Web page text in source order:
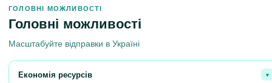
ГОЛОВНІ МОЖЛИВОСТІ
Головні можливості
Масштабуйте відправки в Україні
Економія ресурсів